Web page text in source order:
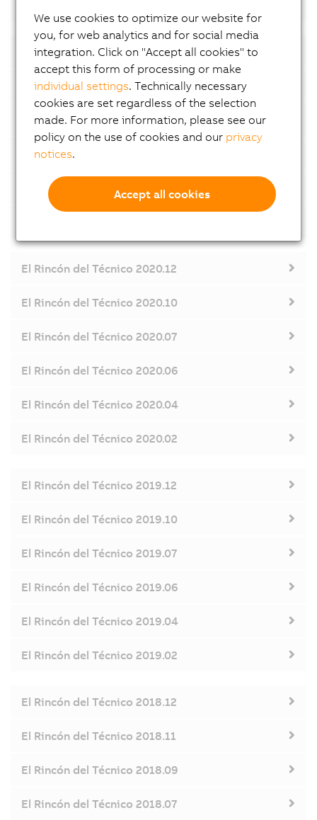
El Rincón del Técnico 2021.12
El Rincón del Técnico 2021.10
El Rincón del Técnico 2021.07
El Rincón del Técnico 2021.06
El Rincón del Técnico 2021.04
El Rincón del Técnico 2020.12
El Rincón del Técnico 2020.10
El Rincón del Técnico 2020.07
El Rincón del Técnico 2020.06
El Rincón del Técnico 2020.04
El Rincón del Técnico 2020.02
El Rincón del Técnico 2019.12
El Rincón del Técnico 2019.10
El Rincón del Técnico 2019.07
El Rincón del Técnico 2019.06
El Rincón del Técnico 2019.04
El Rincón del Técnico 2019.02
El Rincón del Técnico 2018.12
El Rincón del Técnico 2018.11
El Rincón del Técnico 2018.09
El Rincón del Técnico 2018.07
We use cookies to optimize our website for
you, for web analytics and for social media
integration. Click on "Accept all cookies" to
accept this form of processing or make
individual settings. Technically necessary
cookies are set regardless of the selection
made. For more information, please see our
policy on the use of cookies and our privacy
notices.
Accept all cookies